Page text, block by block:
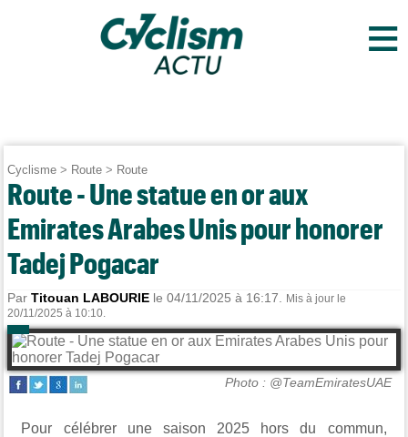
≡
Cyclisme > Route > Route
Route - Une statue en or aux
Emirates Arabes Unis pour honorer
Tadej Pogacar
ParTitouan LABOURIE le 04/11/2025 à 16:17.
Mis à jour le
20/11/2025 à 10:10.
Photo : @TeamEmiratesUAE
Pour célébrer une saison 2025 hors du commun,